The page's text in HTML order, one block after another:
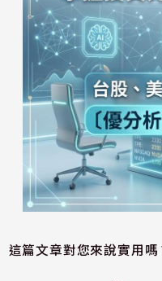
這篇文章對您來說實用嗎